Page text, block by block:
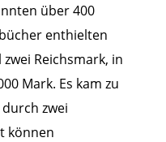
über 400
enthielten
Reichsmark, in
Mark. Es kam zu
zwei
können